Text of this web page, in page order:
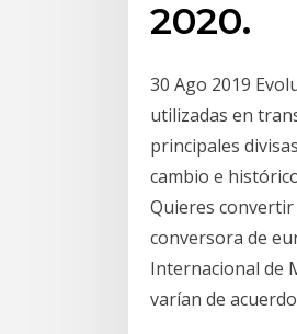
2020.
30 Ago 2019
utilizadas en
principales
cambio e
Quieres convertir
conversora de
Internacional de
varían de